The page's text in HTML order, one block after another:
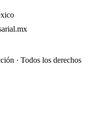
· Todos los derechos